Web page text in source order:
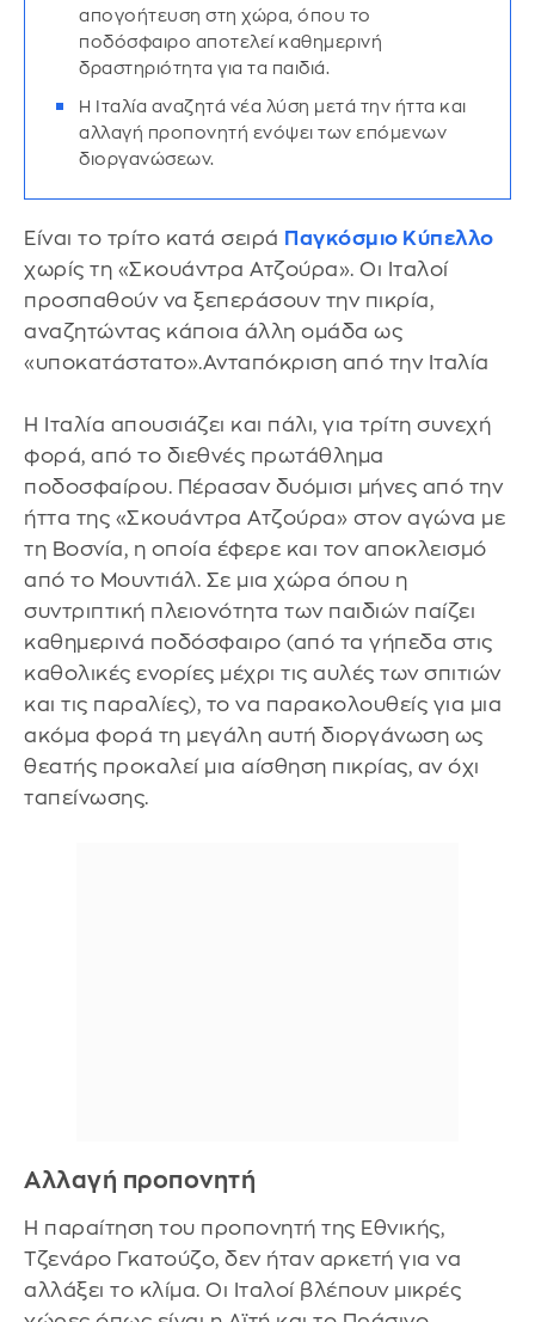
απογοήτευση στη χώρα, όπου το
ποδόσφαιρο αποτελεί καθημερινή
δραστηριότητα για τα παιδιά.
Η Ιταλία αναζητά νέα λύση μετά την ήττα και
αλλαγή προπονητή ενόψει των επόμενων
διοργανώσεων.
Είναι το τρίτο κατά σειρά Παγκόσμιο Κύπελλο
χωρίς τη «Σκουάντρα Ατζούρα». Οι Ιταλοί
προσπαθούν να ξεπεράσουν την πικρία,
αναζητώντας κάποια άλλη ομάδα ως
«υποκατάστατο».Ανταπόκριση από την Ιταλία
Η Ιταλία απουσιάζει και πάλι, για τρίτη συνεχή
φορά, από το διεθνές πρωτάθλημα
ποδοσφαίρου. Πέρασαν δυόμισι μήνες από την
ήττα της «Σκουάντρα Ατζούρα» στον αγώνα με
τη Βοσνία, η οποία έφερε και τον αποκλεισμό
από το Μουντιάλ. Σε μια χώρα όπου η
συντριπτική πλειονότητα των παιδιών παίζει
καθημερινά ποδόσφαιρο (από τα γήπεδα στις
καθολικές ενορίες μέχρι τις αυλές των σπιτιών
και τις παραλίες), το να παρακολουθείς για μια
ακόμα φορά τη μεγάλη αυτή διοργάνωση ως
θεατής προκαλεί μια αίσθηση πικρίας, αν όχι
ταπείνωσης.
Αλλαγή προπονητή
Η παραίτηση του προπονητή της Εθνικής,
Τζενάρο Γκατούζο, δεν ήταν αρκετή για να
αλλάξει το κλίμα. Οι Ιταλοί βλέπουν μικρές